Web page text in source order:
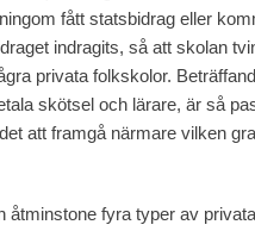
fått statsbidrag eller
indragits, så att skolan
privata folkskolor.
skötsel och lärare, är så
att framgå närmare vilken
åtminstone fyra typer av